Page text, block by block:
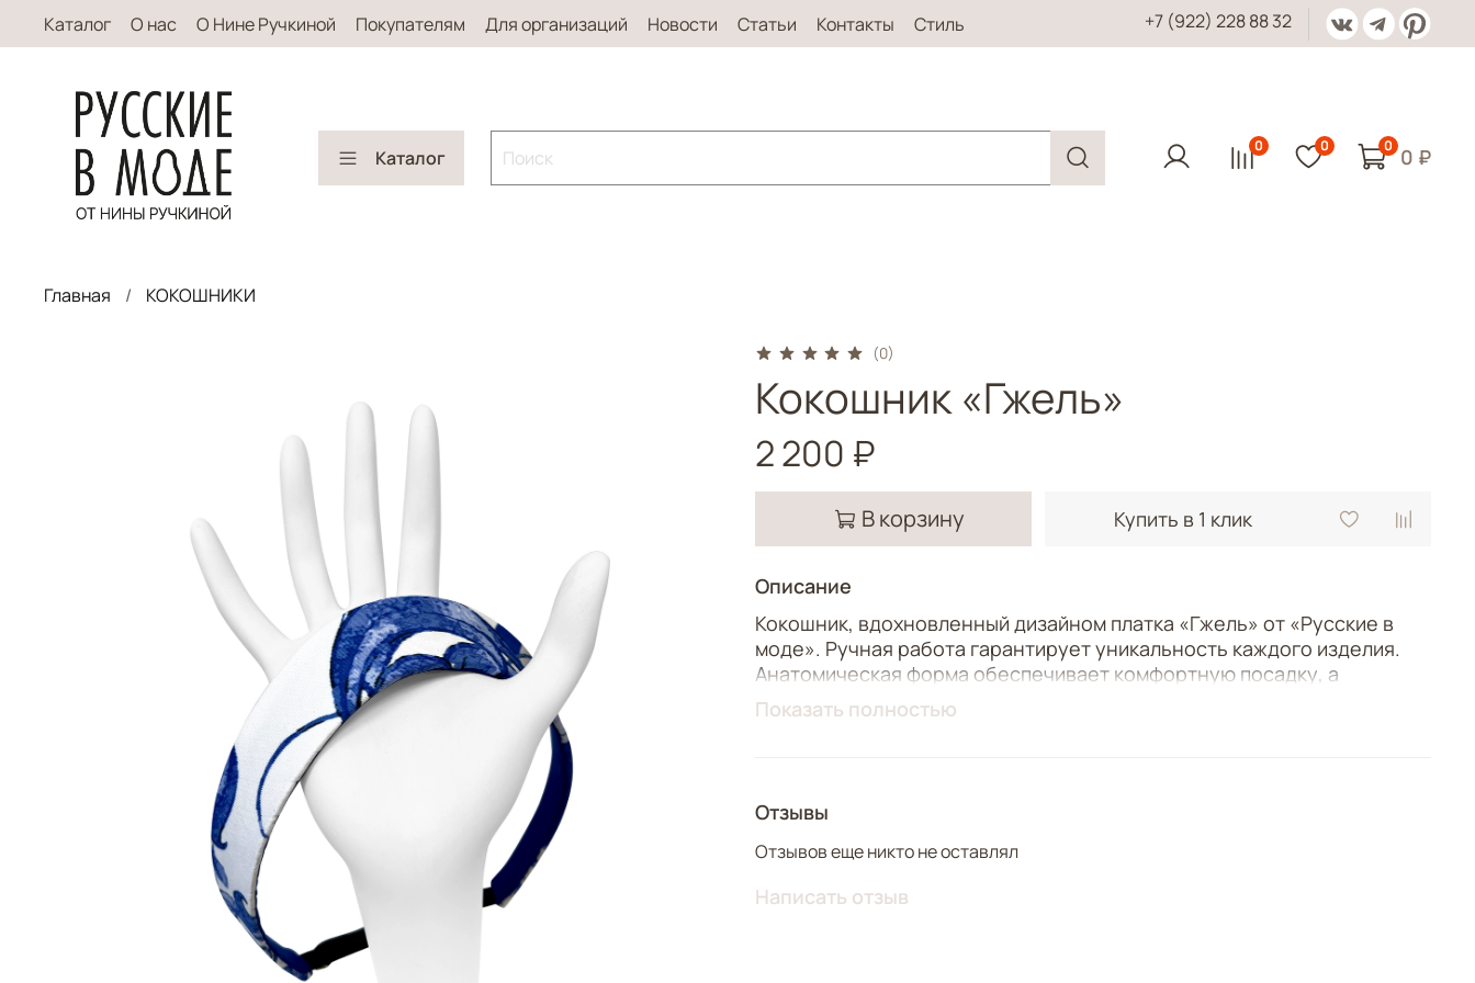
Каталог О нас О Нине Ручкиной Покупателям Для организаций Новости Статьи Контакты Стиль +7 (922) 228 88 32
Каталог
0 0 0 0 ₽
Главная КОКОШНИКИ
(0)
Кокошник «Гжель»
2 200 ₽
В корзину Купить в 1 клик
Описание
Кокошник, вдохновленный дизайном платка «Гжель» от «Русские в
моде». Ручная работа гарантирует уникальность каждого изделия.
Анатомическая форма обеспечивает комфортную посадку, а
регулируемый размер подойдет каждой.
Показать полностью
Отзывы
Отзывов еще никто не оставлял
Написать отзыв